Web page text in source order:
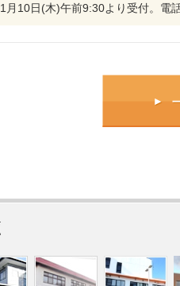
1月10日(木)午前9:30より受付。電